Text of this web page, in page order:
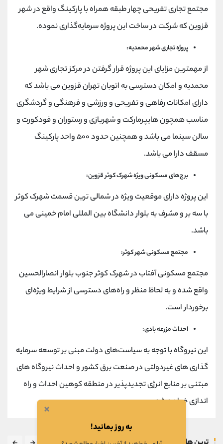
مجتمع تجاری تفریحی چهار طبقه همراه با پارکینگ واقع در شهر
قزوین که شرکت در ساخت این پروژه سرمایه‌گذاری نموده.
پروژه تجاری شهر محمدیه:
از مهمترین مزایای این پروژه قرار گرفتن در مرکز تجاری شهر
محمدیه و امکان دسترسی به اتوبان تهران قزوین می باشد که
دارای امکانات رفاهی و تفریحی و ورزشی و فرهنگی و گردشگری
مناسب همچون هایپرمارکت و شهربازی و رستوران و فودکورت و
سالن سینما می باشد و همچنین حدود ۵۰۰ واحد پارکینگ
مسقف دارا می باشد.
برج‌های مسکونی ویژه شهرک کوثر قزوین:
این پروژه دارای موقعیت ویژه در شمالی ترین قسمت شهرک کوثر
با سه بر و مشرف به بلوار دانشگاه بین المللی امام خمینی می
باشد.
مجتمع مسکونی شهر کوثر:
مجتمع مسکونی آفتاب در شهرک کوثر جنوب بلوار انصارالحسین
واقع شده و به لحاظ منظر و راه‌های دسترسی از شرایط ویژه‌ای
برخوردار است.
احداث مزرعه بادی:
این نیروگاه با توجه به سیاست‌های دولت مبنی بر توسعه سرمایه
گذاری های غیردولتی در صنعت برق کشور و احداث نیروگاه های
مبتنی بر منابع انرژی تجدیدپذیر در منطقه کوهین احداث و راه
اندازی خواهد شد.
×
به روز بمانید!